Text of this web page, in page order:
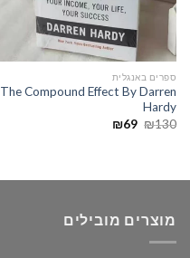
ספרים באנגלית
The Compound Effect By Darren
Hardy
₪130
המחיר
₪69
המחיר
מוצרים מובילים